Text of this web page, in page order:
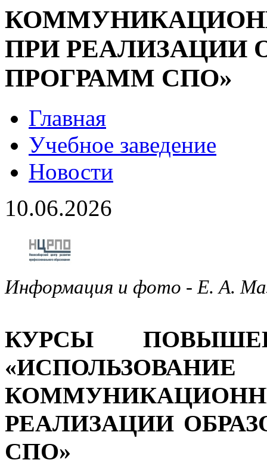
ПРИ РЕАЛИЗАЦИИ
ПРОГРАММ СПО»
Главная
Учебное заведение
Новости
10.06.2026
Информация и фото - Е. А.
КУРСЫ
РЕАЛИЗАЦИИ
СПО»